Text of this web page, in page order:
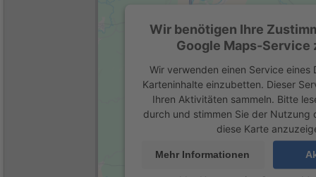
Wir benötigen Ihre
Google Maps-Service
Wir verwenden einen Service eines
Karteninhalte einzubetten. Dieser
Ihren Aktivitäten sammeln. Bitte
durch und stimmen Sie der Nutzung
diese Karte
Mehr Informationen